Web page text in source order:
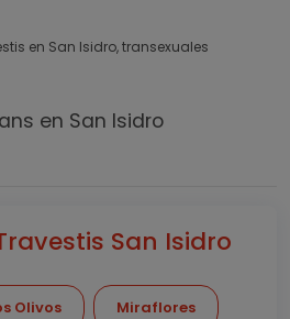
en San Isidro, transexuales
en San Isidro
San Isidro
Olivos Miraflores